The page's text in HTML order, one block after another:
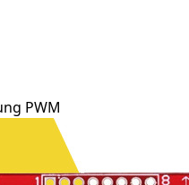
PWM